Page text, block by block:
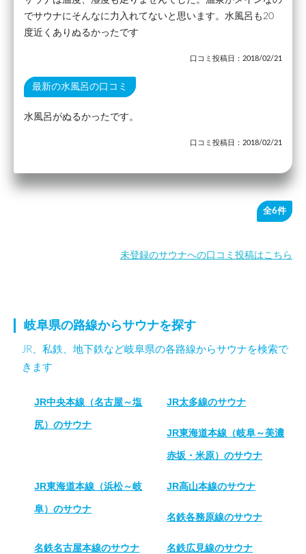
でサウナにそんなに力入れてないと思います。水風呂も20
度近くありぬるかったです
口コミ投稿日：2018/02/21
最新の水風呂の口コミ
水風呂がぬるかったです。
口コミ投稿日：2018/02/21
全6件
未登録のサウナへの口コミ投稿はこちら
岐阜県の路線からサウナを探す
JR、私鉄、地下鉄など岐阜県の各路線からサウナを検索で
きます
JR中央本線（名古屋～塩
尻）のサウナ
JR太多線のサウナ
JR東海道本線（岐阜～美濃
赤坂・米原）のサウナ
JR東海道本線（浜松～岐
阜）のサウナ
JR高山本線のサウナ
名鉄各務原線のサウナ
名鉄名古屋本線のサウナ 名鉄広見線のサウナ